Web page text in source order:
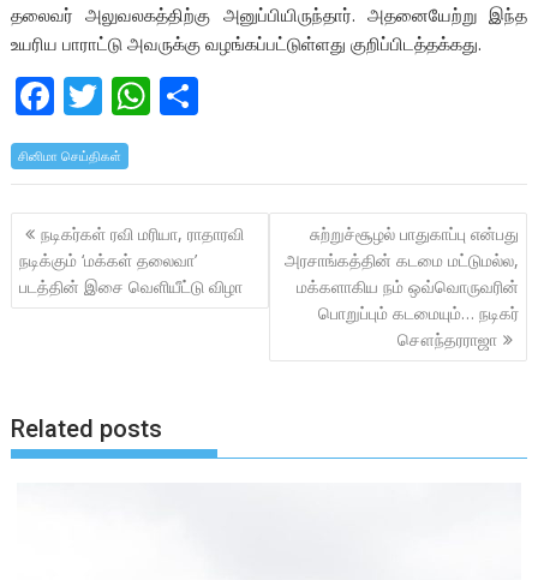
தலைவர் அலுவலகத்திற்கு அனுப்பியிருந்தார். அதனையேற்று இந்த
உயரிய பாராட்டு அவருக்கு வழங்கப்பட்டுள்ளது குறிப்பிடத்தக்கது.
F
ac
e
b
o
o
k
T
w
itt
er
W
at
s
A
p
p
ar
e
சினிமா செய்திகள்
Post
navigation
நடிகர்கள் ரவி மரியா, ராதாரவி
நடிக்கும் ‘மக்கள் தலைவா’
படத்தின் இசை வெளியீட்டு விழா
சுற்றுச்சூழல் பாதுகாப்பு என்பது
அரசாங்கத்தின் கடமை மட்டுமல்ல,
மக்களாகிய நம் ஒவ்வொருவரின்
பொறுப்பும் கடமையும்… நடிகர்
சௌந்தரராஜா
Related posts